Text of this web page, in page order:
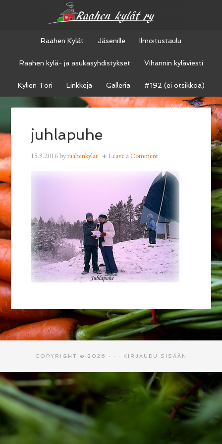
Raahen Kylät Jäsenille Ilmoitustaulu
Raahen kylä- ja asukasyhdistykset Vihannin kyläviesti
Kylien Tori Linkkejä Galleria #192 (ei otsikkoa)
juhlapuhe
15.9.2016byraahenkylat Leave a Comment
COPYRIGHT © 2026 · · · KIRJAUDU SISÄÄN